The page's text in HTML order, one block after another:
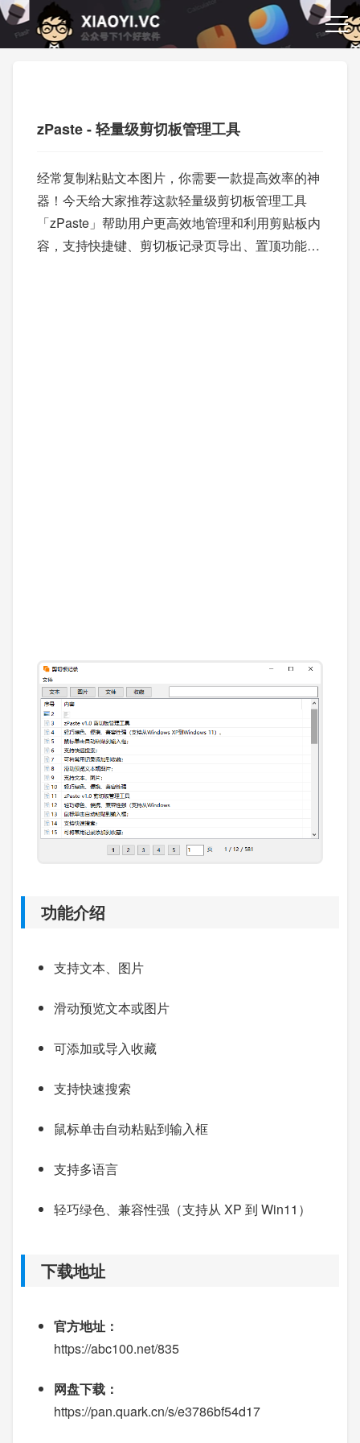
zPaste - 轻量级剪切板管理工具
经常复制粘贴文本图片，你需要一款提高效率的神
器！今天给大家推荐这款轻量级剪切板管理工具
「zPaste」帮助用户更高效地管理和利用剪贴板内
容，支持快捷键、剪切板记录页导出、置顶功能、
功能介绍
支持文本、图片
滑动预览文本或图片
可添加或导入收藏
支持快速搜索
鼠标单击自动粘贴到输入框
支持多语言
轻巧绿色、兼容性强（支持从 XP 到 Win11）
下载地址
官方地址：
https://abc100.net/835
网盘下载：
https://pan.quark.cn/s/e3786bf54d17